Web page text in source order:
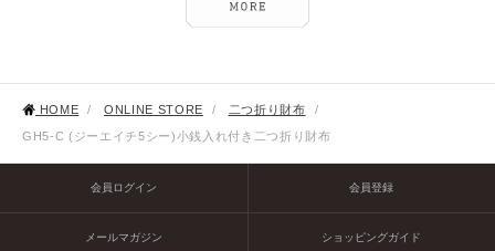
HOME / ONLINE STORE / 二つ折り財布
/
GH5-C (ジーエイチ5シー)小銭入れ付き二つ折り財布
会員ログイン 会員登録
メールマガジン ショッピングガイド